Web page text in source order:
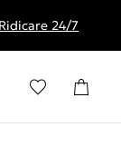
250 RON24/7